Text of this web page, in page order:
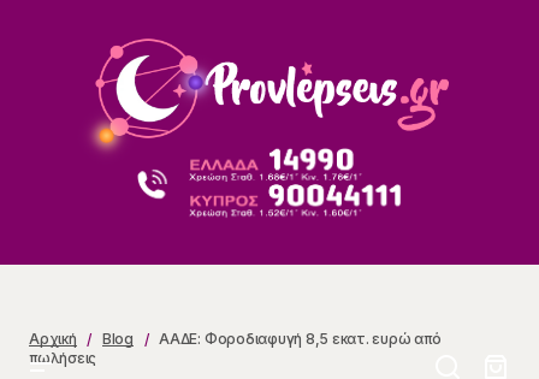
Αρχική Blog
ΑΑΔΕ: Φοροδιαφυγή 8,5 εκατ. ευρώ από
πωλήσεις